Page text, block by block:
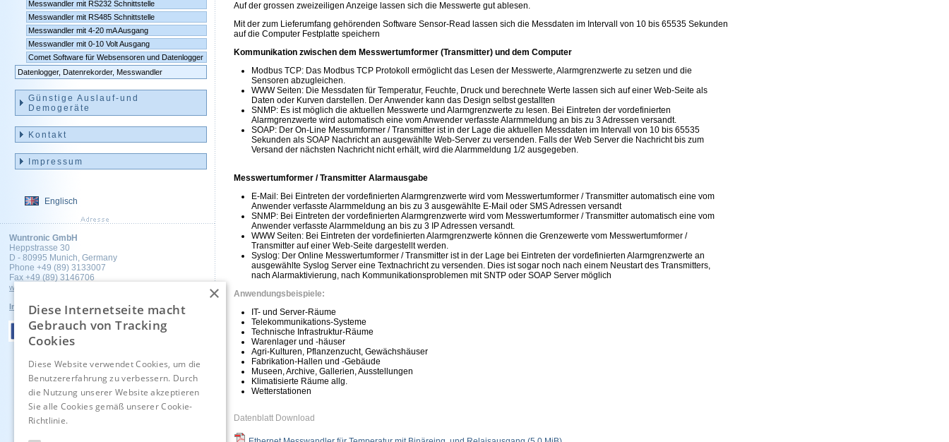
Auf der grossen zweizeiligen Anzeige lassen sich die Messwerte gut ablesen.
Mit der zum Lieferumfang gehörenden Software Sensor-Read lassen sich die Messdaten im Intervall von 10 bis 65535 Sekunden
auf die Computer Festplatte speichern
Kommunikation zwischen dem Messwertumformer (Transmitter) und dem Computer
Modbus TCP: Das Modbus TCP Protokoll ermöglicht das Lesen der Messwerte, Alarmgrenzwerte zu setzen und die
Sensoren abzugleichen.
WWW Seiten: Die Messdaten für Temperatur, Feuchte, Druck und berechnete Werte lassen sich auf einer Web-Seite als
Daten oder Kurven darstellen. Der Anwender kann das Design selbst gestallten
SNMP: Es ist möglich die aktuellen Messwerte und Alarmgrenzwerte zu lesen. Bei Eintreten der vordefinierten
Alarmgrenzwerte wird automatisch eine vom Anwender verfasste Alarmmeldung an bis zu 3 Adressen versandt.
SOAP: Der On-Line Messumformer / Transmitter ist in der Lage die aktuellen Messdaten im Intervall von 10 bis 65535
Sekunden als SOAP Nachricht an ausgewählte Web-Server zu versenden. Falls der Web Server die Nachricht bis zum
Versand der nächsten Nachricht nicht erhält, wird die Alarmmeldung 1/2 ausgegeben.
Messwertumformer / Transmitter Alarmausgabe
E-Mail: Bei Eintreten der vordefinierten Alarmgrenzwerte wird vom Messwertumformer / Transmitter automatisch eine vom
Anwender verfasste Alarmmeldung an bis zu 3 ausgewählte E-Mail oder SMS Adressen versandt
SNMP: Bei Eintreten der vordefinierten Alarmgrenzwerte wird vom Messwertumformer / Transmitter automatisch eine vom
Anwender verfasste Alarmmeldung an bis zu 3 IP Adressen versandt.
WWW Seiten: Bei Eintreten der vordefinierten Alarmgrenzwerte können die Grenzewerte vom Messwertumformer /
Transmitter auf einer Web-Seite dargestellt werden.
Syslog: Der Online Messwertumformer / Transmitter ist in der Lage bei Eintreten der vordefinierten Alarmgrenzwerte an
ausgewählte Syslog Server eine Textnachricht zu versenden. Dies ist sogar noch nach einem Neustart des Transmitters,
nach Alarmaktivierung, nach Kommunikationsproblemen mit SNTP oder SOAP Server möglich
Anwendungsbeispiele:
IT- und Server-Räume
Telekommunikations-Systeme
Technische Infrastruktur-Räume
Warenlager und -häuser
Agri-Kulturen, Pflanzenzucht, Gewächshäuser
Fabrikation-Hallen und -Gebäude
Museen, Archive, Gallerien, Ausstellungen
Klimatisierte Räume allg.
Wetterstationen
Datenblatt Download
Messwandler mit RS232 Schnittstelle
Messwandler mit RS485 Schnittstelle
Messwandler mit 4-20 mA Ausgang
Messwandler mit 0-10 Volt Ausgang
Comet Software für Websensoren und Datenlogger
Datenlogger, Datenrekorder, Messwandler
Günstige Auslauf-und
Demogeräte
Kontakt
Impressum
Englisch
Wuntronic GmbH
Heppstrasse 30
D - 80995 Munich, Germany
Phone +49 (89) 3133007
Fax +49 (89) 3146706
wuntronic@wuntronic.de
Impressum Datenschutz AGB's
×
Diese Internetseite macht
Gebrauch von Tracking
Cookies
Diese Website verwendet Cookies, um die
Benutzererfahrung zu verbessern. Durch
die Nutzung unserer Website akzeptieren
Sie alle Cookies gemäß unserer Cookie-
Richtlinie.